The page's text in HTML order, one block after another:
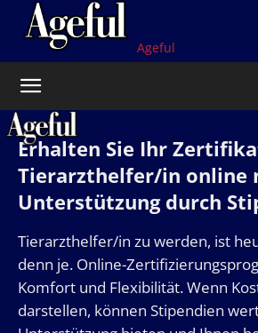
Ageful
Erhalten Sie Ihr
Tierarzthelfer/in online
Unterstützung durch
Tierarzthelfer/in zu werden, ist
denn je. Online-
Komfort und Flexibilität. Wenn
darstellen, können Stipendien